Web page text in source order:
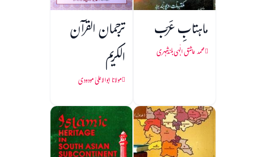
ماہتابِ عَرَب
محمد عاشق الٰہی بلندشہری
ترجمان القرآن
الکریم
مولانا ابوالاعلیٰ مودودی